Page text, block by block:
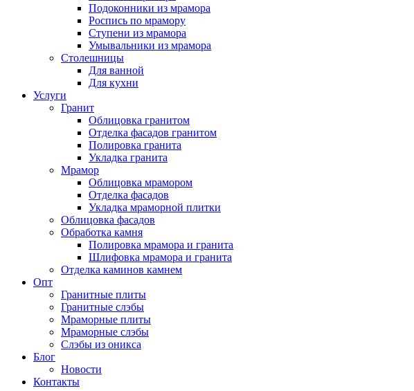
Подоконники из мрамора
Роспись по мрамору
Ступени из мрамора
Умывальники из мрамора
Столешницы
Для ванной
Для кухни
Услуги
Гранит
Облицовка гранитом
Отделка фасадов гранитом
Полировка гранита
Укладка гранита
Мрамор
Облицовка мрамором
Отделка фасадов
Укладка мраморной плитки
Облицовка фасадов
Обработка камня
Полировка мрамора и гранита
Шлифовка мрамора и гранита
Отделка каминов камнем
Опт
Гранитные плиты
Гранитные слэбы
Мраморные плиты
Мраморные слэбы
Слэбы из оникса
Блог
Новости
Контакты